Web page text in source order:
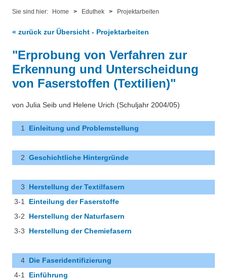
Über uns
Besonderheiten
Projekte
Eduthek
Eduthek
SuperLab - Das Labor in der Küche
Nanotechnologie
Chemie in der Mikrowelle
Chemischer Index und Gewässergüte
Arzneipflanzen im Botanischen Garten Hohenheim
Perlonfasern
Suppenchemie
Experimente mit Oxi-Reinigern
Videos unter dem Mikroskop
Sie sind hier: Home > Eduthek > Projektarbeiten
« zurück zur Übersicht - Projektarbeiten
"Erprobung von Verfahren zur
Erkennung und Unterscheidung
von Faserstoffen (Textilien)"
von Julia Seib und Helene Urich (Schuljahr 2004/05)
1 Einleitung und Problemstellung
2 Geschichtliche Hintergründe
3
Herstellung der Textilfasern
3-1
Einteilung der Faserstoffe
3-2
Herstellung der Naturfasern
3-3
Herstellung der Chemiefasern
4 Die Faseridentifizierung
4-1
Einführung